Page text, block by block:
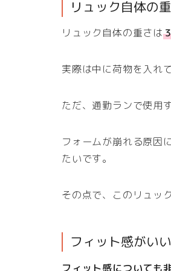
リュック自体の
リュック自体の重さは
実際は中に荷物を入れ
ただ、通勤ランで使用
フォームが崩れる原因
たいです。
その点で、このリュッ
フィット感がいい
フィット感についても